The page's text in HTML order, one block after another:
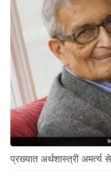
प्रख्यात अर्थशास्त्री अमर्त्य